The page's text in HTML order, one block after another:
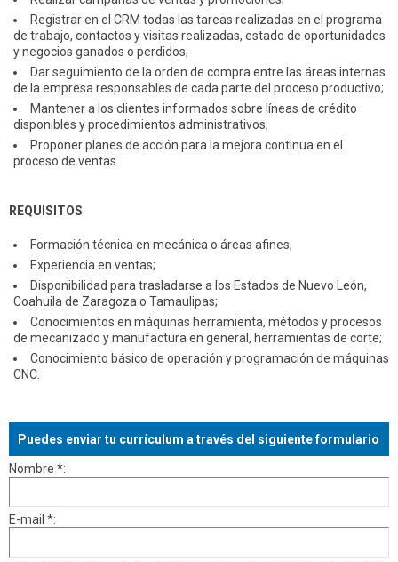
Registrar en el CRM todas las tareas realizadas en el programa
de trabajo, contactos y visitas realizadas, estado de oportunidades
y negocios ganados o perdidos;
Dar seguimiento de la orden de compra entre las áreas internas
de la empresa responsables de cada parte del proceso productivo;
Mantener a los clientes informados sobre líneas de crédito
disponibles y procedimientos administrativos;
Proponer planes de acción para la mejora continua en el
proceso de ventas.
REQUISITOS
Formación técnica en mecánica o áreas afines;
Experiencia en ventas;
Disponibilidad para trasladarse a los Estados de Nuevo León,
Coahuila de Zaragoza o Tamaulipas;
Conocimientos en máquinas herramienta, métodos y procesos
de mecanizado y manufactura en general, herramientas de corte;
Conocimiento básico de operación y programación de máquinas
CNC.
Puedes enviar tu currículum a través del siguiente formulario
Nombre *:
E-mail *: